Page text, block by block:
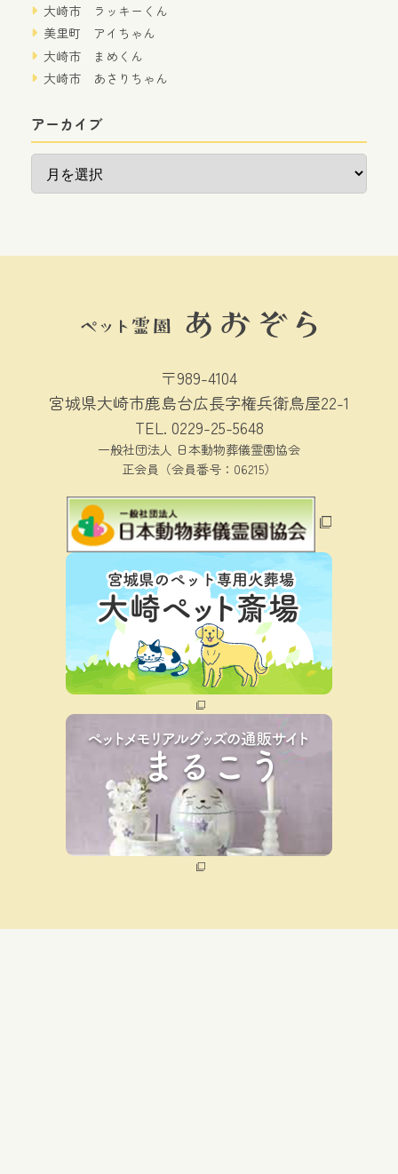
大崎市 ラッキーくん
美里町 アイちゃん
大崎市 まめくん
大崎市 あさりちゃん
アーカイブ
ア
〒989-4104
宮城県大崎市鹿島台広長字権兵衛鳥屋22-1
TEL. 0229-25-5648
一般社団法人 日本動物葬儀霊園協会
正会員（会員番号：06215）